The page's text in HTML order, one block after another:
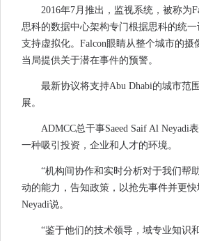
2016年7月推出，监视系统，被称为
思科的数据中心架构专门根据思科的统
支持虚拟化。Falcon眼睛从整个城市的摄
当局提供关于潜在事件的预警。
最新协议将支持Abu Dhabi的城市范
展。
ADMCC总干事Saeed Saif Al Neyadi
一种吸引投资，企业和人才的环境。
“机构间协作和实时分析对于我们帮
动的能力，告知政策，以抢先事件并更
Neyadi说。
“鉴于他们的技术领导，域专业知识